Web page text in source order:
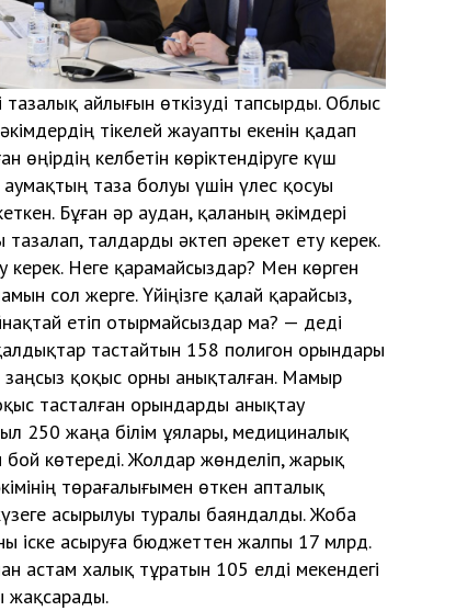
айлығын өткізуді тапсырды. Облыс
тікелей жауапты екенін қадап
келбетін көріктендіруге күш
таза болуы үшін үлес қосуы
Бұған әр аудан, қаланың әкімдері
талдарды әктеп әрекет ету керек.
Неге қарамайсыздар? Мен көрген
сол жерге. Үйіңізге қалай қарайсыз,
етіп отырмайсыздар ма? — деді
тастайтын 158 полигон орындары
заңсыз қоқыс орны анықталған. Мамыр
тасталған орындарды анықтау
250 жаңа білім ұялары, медициналық
көтереді. Жолдар жөнделіп, жарық
төрағалығымен өткен апталық
асырылуы туралы баяндалды. Жоба
іске асыруға бюджеттен жалпы 17 млрд.
астам халық тұратын 105 елді мекендегі
жақсарады.